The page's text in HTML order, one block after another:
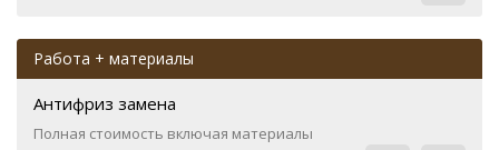
Работа + материалы
Антифриз замена
Полная стоимость включая материалы